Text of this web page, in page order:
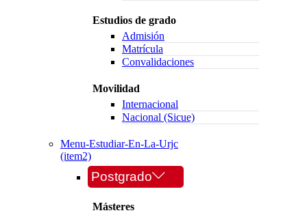
Estudios de grado
Admisión
Matrícula
Convalidaciones
Movilidad
Internacional
Nacional (Sicue)
Menu-Estudiar-En-La-Urjc
(item2)
Postgrado
Másteres